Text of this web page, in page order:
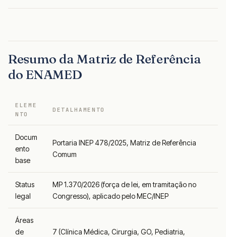
Resumo da Matriz de Referência
do ENAMED
ELEME
NTO
DETALHAMENTO
Docum
ento
base
Portaria INEP 478/2025, Matriz de Referência
Comum
Status
legal
MP 1.370/2026 (força de lei, em tramitação no
Congresso), aplicado pelo MEC/INEP
Áreas
de
7 (Clínica Médica, Cirurgia, GO, Pediatria,